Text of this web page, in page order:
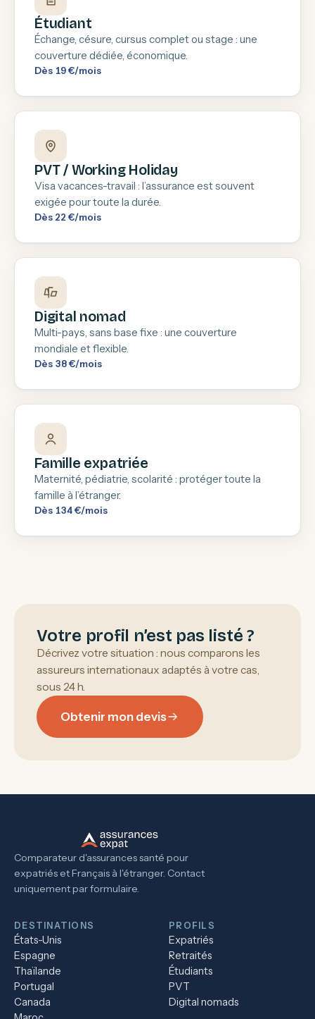
Étudiant
Échange, césure, cursus complet ou stage : une
couverture dédiée, économique.
Dès 19 €/mois
PVT / Working Holiday
Visa vacances-travail : l’assurance est souvent
exigée pour toute la durée.
Dès 22 €/mois
Digital nomad
Multi-pays, sans base fixe : une couverture
mondiale et flexible.
Dès 38 €/mois
Famille expatriée
Maternité, pédiatrie, scolarité : protéger toute la
famille à l’étranger.
Dès 134 €/mois
Votre profil n’est pas listé ?
Décrivez votre situation : nous comparons les
assureurs internationaux adaptés à votre cas,
sous 24 h.
Obtenir mon devis
Comparateur d'assurances santé pour
expatriés et Français à l'étranger. Contact
uniquement par formulaire.
DESTINATIONS
États-Unis
Espagne
Thaïlande
Portugal
Canada
PROFILS
Expatriés
Retraités
Étudiants
PVT
Digital nomads